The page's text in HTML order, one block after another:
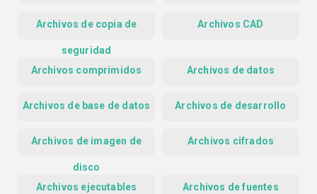
Archivos de copia de
seguridad
Archivos CAD
Archivos comprimidos Archivos de datos
Archivos de base de datos Archivos de desarrollo
Archivos de imagen de
disco
Archivos cifrados
Archivos ejecutables Archivos de fuentes